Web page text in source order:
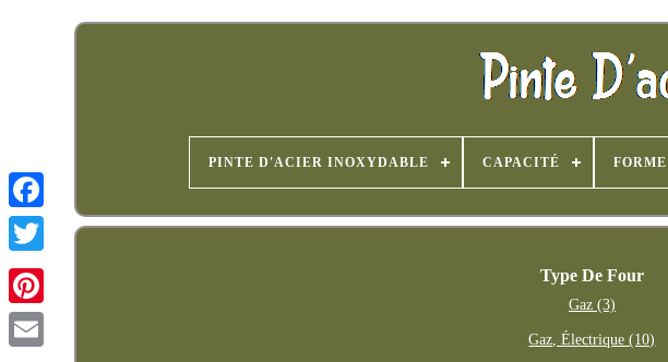
PINTE D'ACIER INOXYDABLE CAPACITÉ FORME
Type De Four
Gaz (3)
Gaz, Électrique (10)